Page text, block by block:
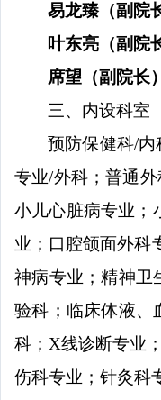
易龙臻（副院
叶东亮（副院
席望（副院长）
三、内设科室
预防保健科/内
专业/外科；普通
小儿心脏病专业；
业；口腔颌面外科
神病专业；精神卫
验科；临床体液、
科； X线诊断专业
伤科专业；针灸科